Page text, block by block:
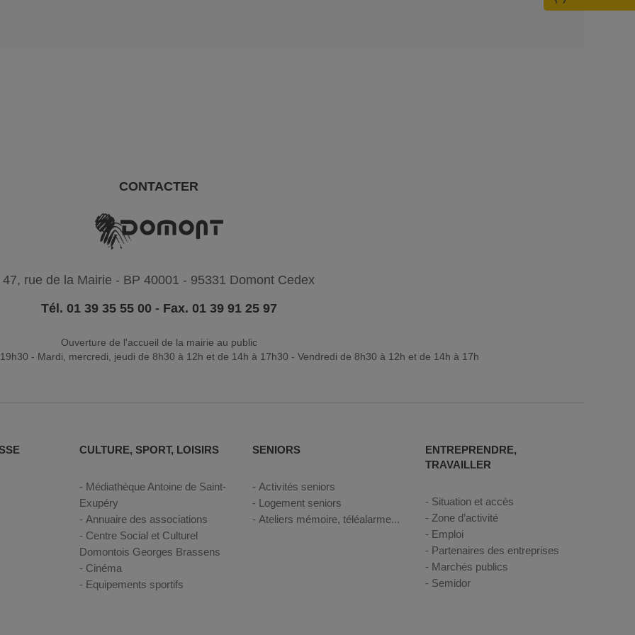
CONTACTER
47, rue de la Mairie - BP 40001 - 95331 Domont Cedex
Tél. 01 39 35 55 00 - Fax. 01 39 91 25 97
Ouverture de l'accueil de la mairie au public
- Mardi, mercredi, jeudi de 8h30 à 12h et de 14h à 17h30 - Vendredi de 8h30 à 12h et de 14h à 17h
CULTURE, SPORT, LOISIRS
Médiathèque Antoine de Saint-
Exupéry
Annuaire des associations
Centre Social et Culturel
Domontois Georges Brassens
Cinéma
Equipements sportifs
SENIORS
Activités seniors
Logement seniors
Ateliers mémoire, téléalarme...
ENTREPRENDRE,
TRAVAILLER
Situation et accès
Zone d’activité
Emploi
Partenaires des entreprises
Marchés publics
Semidor